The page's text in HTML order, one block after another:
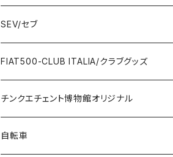
Giannini
FERRARI
LANCIA
AUTOBIANCHI
Towel / タオル
Wallet / 財布
Key Case / キーケース
Key Ring / キーリング
Badge / バッジ
Lunch box / ランチボックス
Flag / フラッグ
Ornament / 置物
ABARTH/アバルト
KOIDESHIGEKANESHOUKAI/小出茂鐘商会
FIAT500/フィアット500
FIAT/フィアット
SEV/セブ
Automobile/自動車
Health/健康
FIAT500-CLUB ITALIA/クラブグッズ
Bag/バッグ
Sticker/ステッカー
チンクエチェント博物館オリジナル
Sticker / ステッカー
自転車